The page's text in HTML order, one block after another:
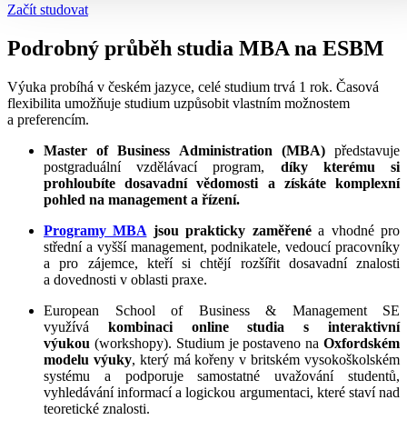
Začít studovat
Podrobný průběh studia MBA na ESBM
Výuka probíhá v českém jazyce, celé studium trvá 1 rok. Časová
flexibilita umožňuje studium uzpůsobit vlastním možnostem
a preferencím.
Master of Business Administration (MBA)představuje
postgraduální vzdělávací program, díky kterému si
prohloubíte dosavadní vědomosti a získáte komplexní
pohled na management a řízení.
Programy MBA jsou prakticky zaměřenéa vhodné pro
střední a vyšší management, podnikatele, vedoucí pracovníky
a pro zájemce, kteří si chtějí rozšířit dosavadní znalosti
a dovednosti v oblasti praxe.
European School of Business & Management SE
využívá kombinaci online studia s interaktivní
výukou (workshopy). Studium je postaveno naOxfordském
modelu výuky, který má kořeny v britském vysokoškolském
systému a podporuje samostatné uvažování studentů,
vyhledávání informací a logickou argumentaci, které staví nad
teoretické znalosti.